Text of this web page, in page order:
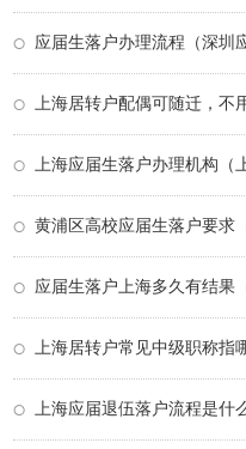
应届生落户办理流程（深圳
上海居转户配偶可随迁，不
上海应届生落户办理机构（
黄浦区高校应届生落户要求
应届生落户上海多久有结果
上海应届退伍落户流程是什